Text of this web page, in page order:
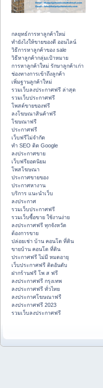
กลยุทธ์การหาลูกค้าใหม่
ทํายังไงให้ขายของดี ออนไลน์
วิธีการหาลูกค้าของ sale
วิธีหาลูกค้ากลุ่มเป้าหมาย
การหาลูกค้าใหม่ รักษาลูกค้าเก่า
ช่องทางการเข้าถึงลูกค้า
เพิ่มฐานลูกค้าใหม่
รวมเว็บลงประกาศฟรี ล่าสุด
รวมเว็บประกาศฟรี
โพสต์ขายของฟรี
ลงโฆษณาสินค้าฟรี
โฆษณาฟรี
ประกาศฟรี
เว็บฟรีไม่จำกัด
ทำ SEO ติด Google
ลงประกาศขาย
เว็บฟรียอดนิยม
โพสโฆษณา
ประกาศขายของ
ประกาศหางาน
บริการ แนะนำเว็บ
ลงประกาศ
รวมเว็บประกาศฟรี
รวมเว็บซื้อขาย ใช้งานง่าย
ลงประกาศฟรี ทุกจังหวัด
ต้องการขาย
ปล่อยเช่า บ้าน คอนโด ที่ดิน
ขายบ้าน คอนโด ที่ดิน
ประกาศฟรี ไม่มี หมดอายุ
เว็บประกาศฟรี ติดอันดับ
ฝากร้านฟรี โพ ส ฟรี
ลงประกาศฟรี กรุงเทพ
ลงประกาศฟรี ทั่วไทย
ลงประกาศโฆษณาฟรี
ลงประกาศฟรี 2023
รวมเว็บลงประกาศฟรี